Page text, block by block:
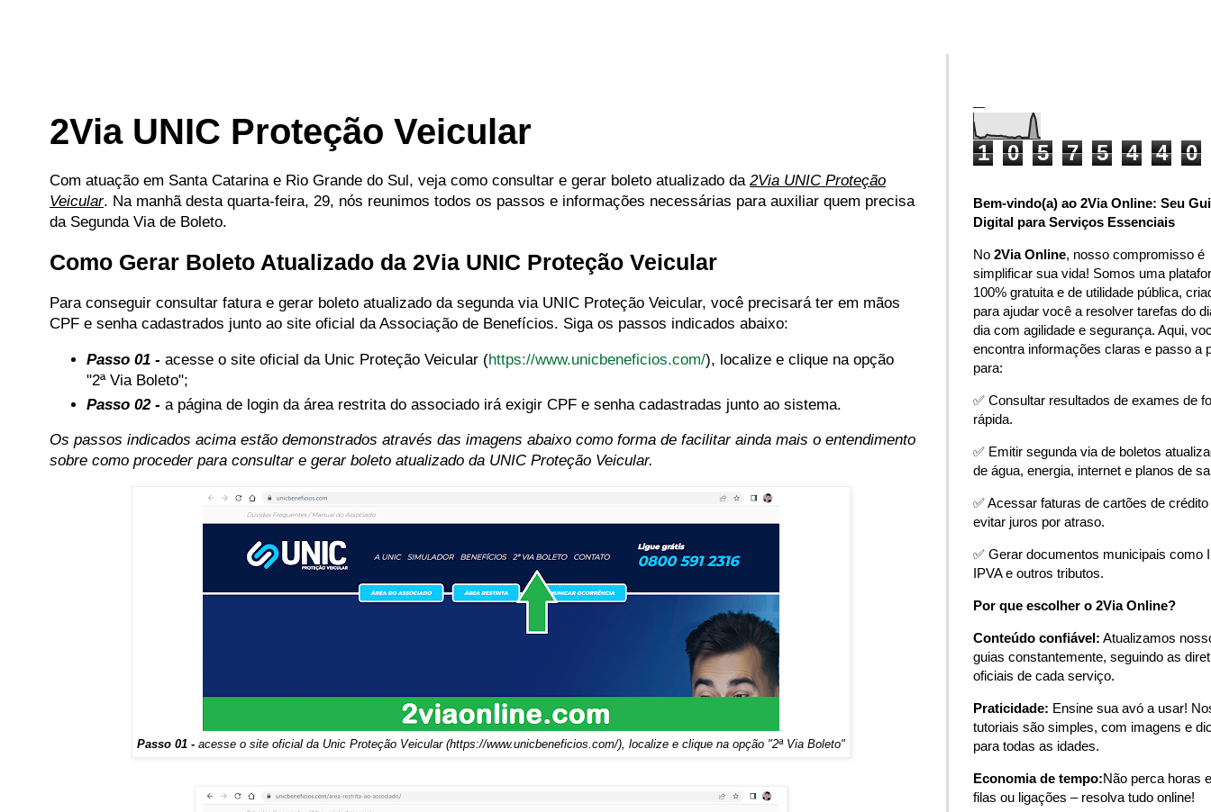
2Via UNIC Proteção Veicular
Com atuação em Santa Catarina e Rio Grande do Sul, veja como consultar e gerar boleto atualizado da 2Via UNIC Proteção
Veicular. Na manhã desta quarta-feira, 29, nós reunimos todos os passos e informações necessárias para auxiliar quem precisa
da Segunda Via de Boleto.
Como Gerar Boleto Atualizado da 2Via UNIC Proteção Veicular
Para conseguir consultar fatura e gerar boleto atualizado da segunda via UNIC Proteção Veicular, você precisará ter em mãos
CPF e senha cadastrados junto ao site oficial da Associação de Benefícios. Siga os passos indicados abaixo:
Passo 01 - acesse o site oficial da Unic Proteção Veicular (https://www.unicbeneficios.com/), localize e clique na opção
"2ª Via Boleto";
Passo 02 - a página de login da área restrita do associado irá exigir CPF e senha cadastradas junto ao sistema.
Os passos indicados acima estão demonstrados através das imagens abaixo como forma de facilitar ainda mais o entendimento
sobre como proceder para consultar e gerar boleto atualizado da UNIC Proteção Veicular.
Passo 01 - acesse o site oficial da Unic Proteção Veicular (https://www.unicbeneficios.com/), localize e clique na opção "2ª Via Boleto"
1 0 5 7 5 4 4 0
Bem-vindo(a) ao 2Via Online: Seu
Digital para Serviços Essenciais
No 2Via Online, nosso compromisso é
simplificar sua vida! Somos uma
100% gratuita e de utilidade pública,
para ajudar você a resolver tarefas do
dia com agilidade e segurança. Aqui,
encontra informações claras e passo a
para:
✅ Consultar resultados de exames de
rápida.
✅ Emitir segunda via de boletos
de água, energia, internet e planos de
✅ Acessar faturas de cartões de crédito
evitar juros por atraso.
✅ Gerar documentos municipais como
IPVA e outros tributos.
Por que escolher o 2Via Online?
Conteúdo confiável: Atualizamos
guias constantemente, seguindo as
oficiais de cada serviço.
Praticidade: Ensine sua avó a usar!
tutoriais são simples, com imagens e
para todas as idades.
Economia de tempo:Não perca horas
filas ou ligações – resolva tudo online!